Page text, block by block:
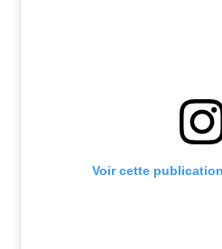
Voir cette